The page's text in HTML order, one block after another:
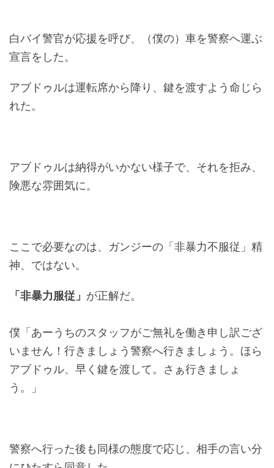
白バイ警官が応援を呼び、（僕の）車を警察へ運ぶ
宣言をした。
アブドゥルは運転席から降り、鍵を渡すよう命じら
れた。
アブドゥルは納得がいかない様子で、それを拒み、
険悪な雰囲気に。
ここで必要なのは、ガンジーの「非暴力不服従」精
神、ではない。
「非暴力服従」 が正解だ。
僕「あーうちのスタッフがご無礼を働き申し訳ござ
いません！行きましょう警察へ行きましょう。ほら
アブドゥル、早く鍵を渡して。さぁ行きましょ
う。」
警察へ行った後も同様の態度で応じ、相手の言い分